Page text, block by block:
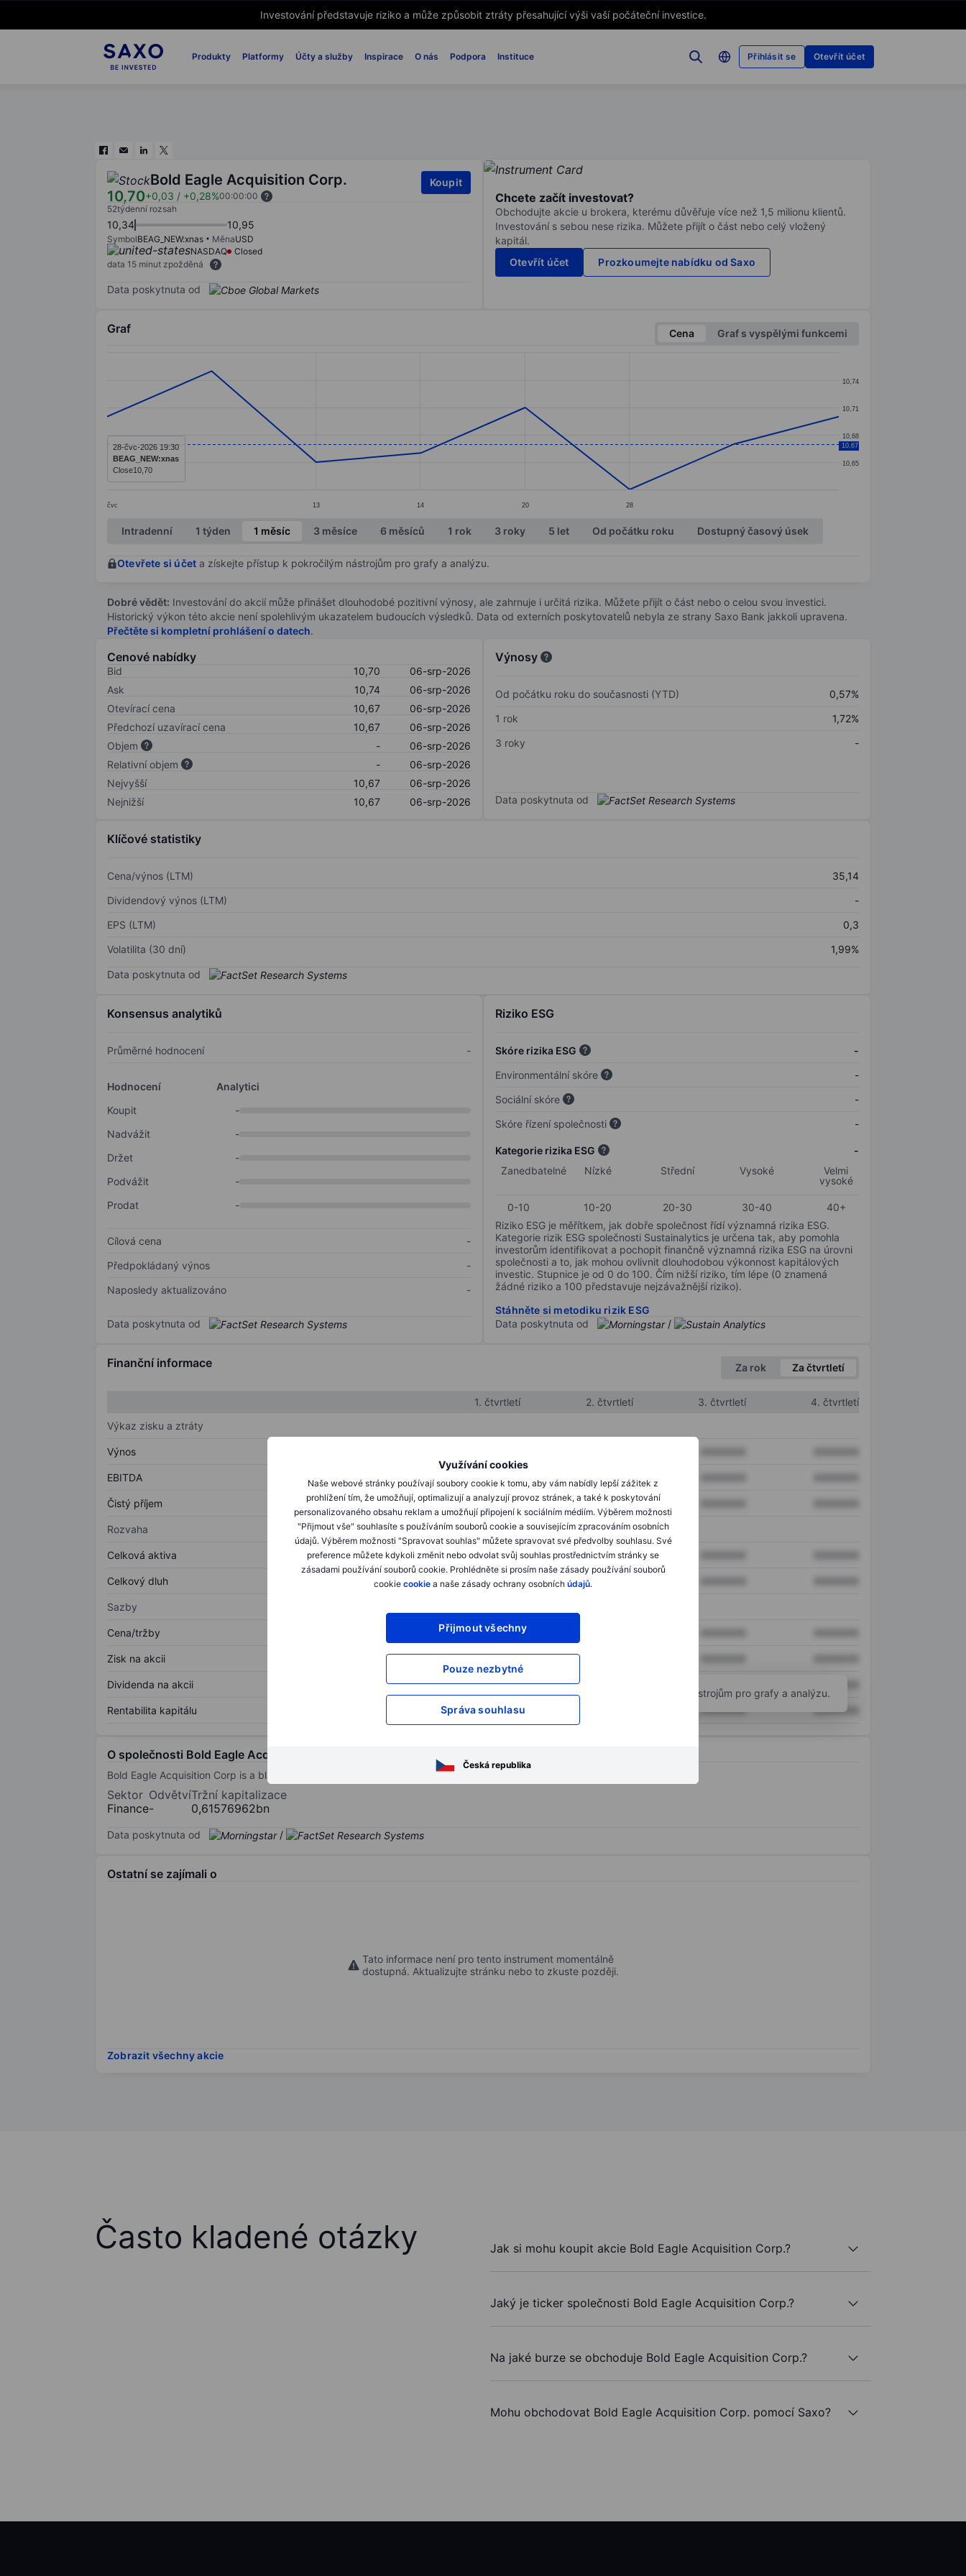
Investování představuje riziko a může způsobit ztráty přesahující výši vaší počáteční investice.
Produkty Platformy Účty a služby Inspirace O nás Podpora Instituce Přihlásit se Otevřít účet
Využívání cookies
Naše webové stránky používají soubory cookie k tomu, aby vám nabídly lepší zážitek z
prohlížení tím, že umožňují, optimalizují a analyzují provoz stránek, a také k poskytování
personalizovaného obsahu reklam a umožňují připojení k sociálním médiím. Výběrem možnosti
"Přijmout vše" souhlasíte s používáním souborů cookie a souvisejícím zpracováním osobních
údajů. Výběrem možnosti "Spravovat souhlas" můžete spravovat své předvolby souhlasu. Své
preference můžete kdykoli změnit nebo odvolat svůj souhlas prostřednictvím stránky se
zásadami používání souborů cookie. Prohlédněte si prosím naše zásady používání souborů
cookie cookie a naše zásady ochrany osobních údajů.
Přijmout všechny
Pouze nezbytné
Správa souhlasu
Česká republika
Bold Eagle Acquisition Corp.
10,70+0,03 / +0,28%00:00:00
Koupit
52týdenní rozsah
10,34 10,95
SymbolBEAG_NEW:xnas MěnaUSD
NASDAQ
Closed
data 15 minut zpožděná
Data poskytnuta od
Chcete začít investovat?
Obchodujte akcie u brokera, kterému důvěřuje více než 1,5 milionu klientů.
Investování s sebou nese rizika. Můžete přijít o část nebo celý vložený
kapitál.
Otevřít účet
Prozkoumejte nabídku od Saxo
Graf Cena
Graf s vyspělými funkcemi
Line chart with 8 data points.
The chart has 1 X axis displaying categories.
The chart has 1 Y axis displaying values. Data ranges from 10.62 to 10.75.
čvc 13 14 20 28
10,65
10,68
10,71
10,74
10,67
28-čvc-2026 19:30
BEAG_NEW:xnas
Close10,70
End of interactive chart.
Intradenní 1 týden 1 měsíc 3 měsíce 6 měsíců 1 rok 3 roky 5 let Od počátku roku Dostupný časový úsek
Otevřete si účet a získejte přístup k pokročilým nástrojům pro grafy a analýzu.
Dobré vědět: Investování do akcií může přinášet dlouhodobé pozitivní výnosy, ale zahrnuje i určitá rizika. Můžete přijít o část nebo o celou svou investici.
Historický výkon této akcie není spolehlivým ukazatelem budoucích výsledků. Data od externích poskytovatelů nebyla ze strany Saxo Bank jakkoli upravena.
Přečtěte si kompletní prohlášení o datech.
Cenové nabídky
Bid 10,70
06-srp-2026
Ask
10,74
06-srp-2026
Otevírací cena
10,67
06-srp-2026
Předchozí uzavírací cena
10,67
06-srp-2026
Objem
-
06-srp-2026
Relativní objem
-
06-srp-2026
Nejvyšší
10,67
06-srp-2026
Nejnižší
10,67 06-srp-2026
Výnosy
Od počátku roku do současnosti (YTD)
0,57%
1 rok
1,72%
3 roky
-
Data poskytnuta od
Klíčové statistiky
Cena/výnos (LTM)
35,14
Dividendový výnos (LTM)
-
EPS (LTM)
0,3
Volatilita (30 dní)
1,99%
Data poskytnuta od
Konsensus analytiků
Průměrné hodnocení -
Hodnocení
Analytici
Koupit
-
Nadvážit
-
Držet
-
Podvážit
-
Prodat
-
Cílová cena
-
Předpokládaný výnos
-
Naposledy aktualizováno
-
Data poskytnuta od
Riziko ESG
Skóre rizika ESG
-
Environmentální skóre
-
Sociální skóre
-
Skóre řízení společnosti
-
Kategorie rizika ESG
-
Zanedbatelné
Nízké Střední Vysoké
Velmi
vysoké
0-10 10-20 20-30 30-40
40+
Riziko ESG je měřítkem, jak dobře společnost řídí významná rizika ESG.
Kategorie rizik ESG společnosti Sustainalytics je určena tak, aby pomohla
investorům identifikovat a pochopit finančně významná rizika ESG na úrovni
společnosti a to, jak mohou ovlivnit dlouhodobou výkonnost kapitálových
investic. Stupnice je od 0 do 100. Čím nižší riziko, tím lépe (0 znamená
žádné riziko a 100 představuje nejzávažnější riziko).
Stáhněte si metodiku rizik ESG
Data poskytnuta od
/
Finanční informace Za rok Za čtvrtletí
1. čtvrtletí 2. čtvrtletí 3. čtvrtletí
4. čtvrtletí
Výkaz zisku a ztráty
Výnos
EBITDA XXXXXXX XXXXXXX
Čistý příjem XXXXXXX XXXXXXX
Rozvaha
Celková aktiva XXXXXXX XXXXXXX
Celkový dluh XXXXXXX XXXXXXX
Sazby
Cena/tržby XXXXXXX
Zisk na akcii XXXXXXX
Dividenda na akcii XXXXXXX
Rentabilita kapitálu XXXXXXX XXXXXXX XXXXXXX
Otevřete si účeta získejte přístup k pokročilým nástrojům pro grafy a analýzu.
O společnosti Bold Eagle Acquisition Corp.
Bold Eagle Acquisition Corp is a blank check company.
Sektor
Finance
Odvětví
-
Tržní kapitalizace
0,61576962bn
Data poskytnuta od /
Ostatní se zajímali o
Tato informace není pro tento instrument momentálně
dostupná. Aktualizujte stránku nebo to zkuste později.
Zobrazit všechny akcie
Často kladené otázky Jak si mohu koupit akcie Bold Eagle Acquisition Corp.?
Jaký je ticker společnosti Bold Eagle Acquisition Corp.?
Na jaké burze se obchoduje Bold Eagle Acquisition Corp.?
Mohu obchodovat Bold Eagle Acquisition Corp. pomocí Saxo?